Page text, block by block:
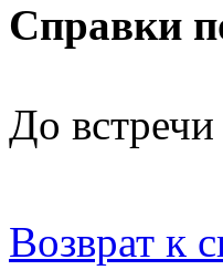
Справки
До
Возврат к